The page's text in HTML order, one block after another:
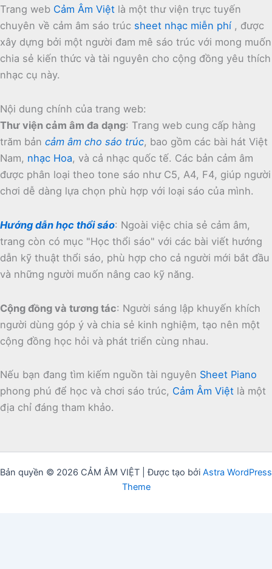
Trang web Cảm Âm Việt là một thư viện trực tuyến
chuyên về cảm âm sáo trúc sheet nhạc miễn phí , được
xây dựng bởi một người đam mê sáo trúc với mong muốn
chia sẻ kiến thức và tài nguyên cho cộng đồng yêu thích
nhạc cụ này.
Nội dung chính của trang web:
Thư viện cảm âm đa dạng: Trang web cung cấp hàng
trăm bản cảm âm cho sáo trúc, bao gồm các bài hát Việt
Nam, nhạc Hoa, và cả nhạc quốc tế. Các bản cảm âm
được phân loại theo tone sáo như C5, A4, F4, giúp người
chơi dễ dàng lựa chọn phù hợp với loại sáo của mình.
Hướng dẫn học thổi sáo: Ngoài việc chia sẻ cảm âm,
trang còn có mục "Học thổi sáo" với các bài viết hướng
dẫn kỹ thuật thổi sáo, phù hợp cho cả người mới bắt đầu
và những người muốn nâng cao kỹ năng.
Cộng đồng và tương tác: Người sáng lập khuyến khích
người dùng góp ý và chia sẻ kinh nghiệm, tạo nên một
cộng đồng học hỏi và phát triển cùng nhau.
Nếu bạn đang tìm kiếm nguồn tài nguyên Sheet Piano
phong phú để học và chơi sáo trúc, Cảm Âm Việt là một
địa chỉ đáng tham khảo.
Bản quyền © 2026 CẢM ÂM VIỆT | Được tạo bởi Astra WordPress
Theme